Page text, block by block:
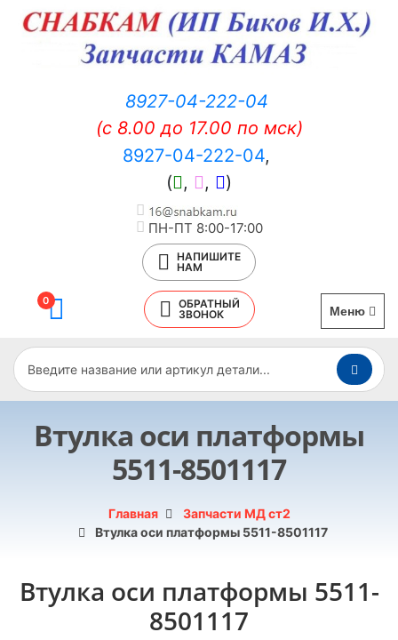
8927-04-222-04
(c 8.00 до 17.00 по мск)
8927-04-222-04,
(
, , )
ПН-ПТ 8:00-17:00
НАПИШИТЕ
НАМ
0
ОБРАТНЫЙ
ЗВОНОК
Меню
Втулка оси платформы
5511-8501117
Главная
Запчасти МД ст2
Втулка оси платформы 5511-8501117
Втулка оси платформы 5511-
8501117